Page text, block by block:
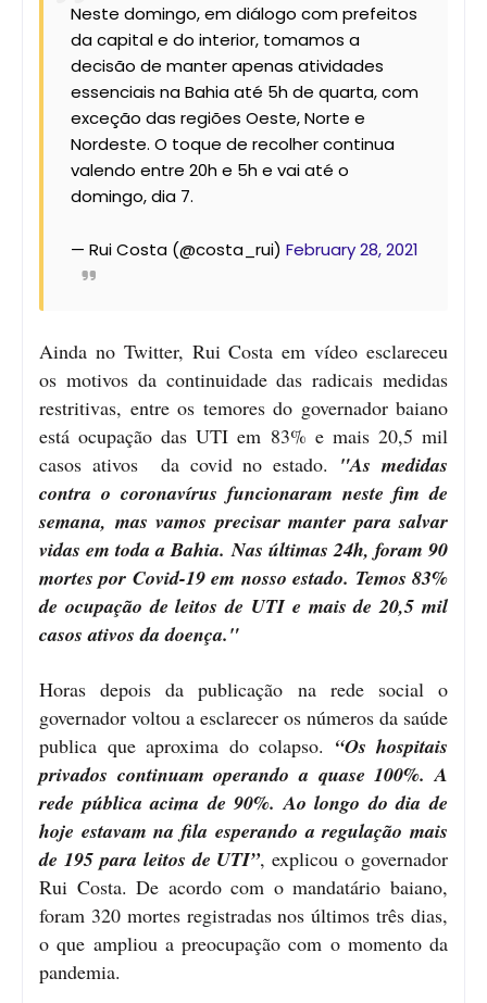
Neste domingo, em diálogo com prefeitos
da capital e do interior, tomamos a
decisão de manter apenas atividades
essenciais na Bahia até 5h de quarta, com
exceção das regiões Oeste, Norte e
Nordeste. O toque de recolher continua
valendo entre 20h e 5h e vai até o
domingo, dia 7.
— Rui Costa (@costa_rui) February 28, 2021
Ainda no Twitter, Rui Costa em vídeo esclareceu
os motivos da continuidade das radicais medidas
restritivas, entre os temores do governador baiano
está ocupação das UTI em 83% e mais 20,5 mil
casos ativos da covid no estado. "As medidas
contra o coronavírus funcionaram neste fim de
semana, mas vamos precisar manter para salvar
vidas em toda a Bahia. Nas últimas 24h, foram 90
mortes por Covid-19 em nosso estado. Temos 83%
de ocupação de leitos de UTI e mais de 20,5 mil
casos ativos da doença."
Horas depois da publicação na rede social o
governador voltou a esclarecer os números da saúde
publica que aproxima do colapso. “Os hospitais
privados continuam operando a quase 100%. A
rede pública acima de 90%. Ao longo do dia de
hoje estavam na fila esperando a regulação mais
de 195 para leitos de UTI”, explicou o governador
Rui Costa. De acordo com o mandatário baiano,
foram 320 mortes registradas nos últimos três dias,
o que ampliou a preocupação com o momento da
pandemia.